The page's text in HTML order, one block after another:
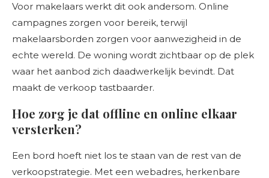
Voor makelaars werkt dit ook andersom. Online
campagnes zorgen voor bereik, terwijl
makelaarsborden zorgen voor aanwezigheid in de
echte wereld. De woning wordt zichtbaar op de plek
waar het aanbod zich daadwerkelijk bevindt. Dat
maakt de verkoop tastbaarder.
Hoe zorg je dat offline en online elkaar
versterken?
Een bord hoeft niet los te staan van de rest van de
verkoopstrategie. Met een webadres, herkenbare